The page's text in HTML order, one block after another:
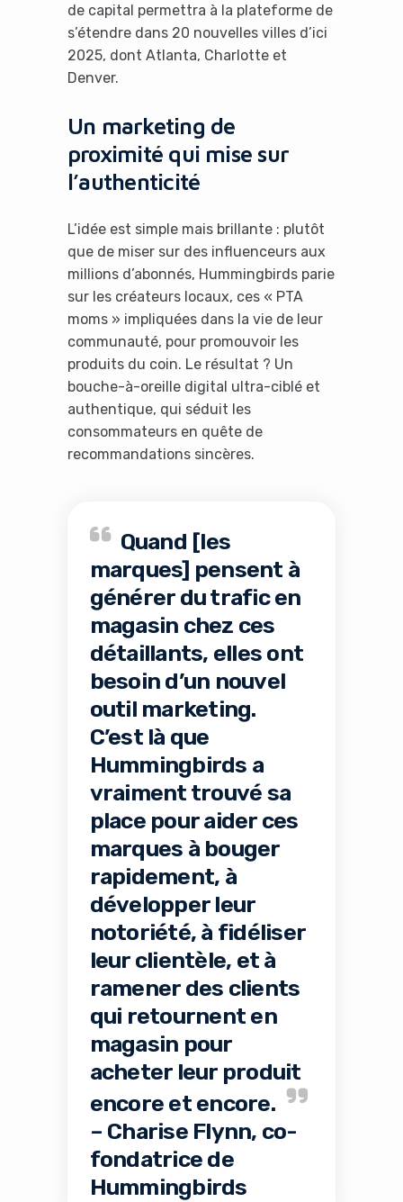
de capital permettra à la plateforme de
s’étendre dans 20 nouvelles villes d’ici
2025, dont Atlanta, Charlotte et
Denver.
Un marketing de
proximité qui mise sur
l’authenticité
L’idée est simple mais brillante : plutôt
que de miser sur des influenceurs aux
millions d’abonnés, Hummingbirds parie
sur les créateurs locaux, ces « PTA
moms » impliquées dans la vie de leur
communauté, pour promouvoir les
produits du coin. Le résultat ? Un
bouche-à-oreille digital ultra-ciblé et
authentique, qui séduit les
consommateurs en quête de
recommandations sincères.
Quand [les
marques] pensent à
générer du trafic en
magasin chez ces
détaillants, elles ont
besoin d’un nouvel
outil marketing.
C’est là que
Hummingbirds a
vraiment trouvé sa
place pour aider ces
marques à bouger
rapidement, à
développer leur
notoriété, à fidéliser
leur clientèle, et à
ramener des clients
qui retournent en
magasin pour
acheter leur produit
encore et encore.
– Charise Flynn, co-
fondatrice de
Hummingbirds